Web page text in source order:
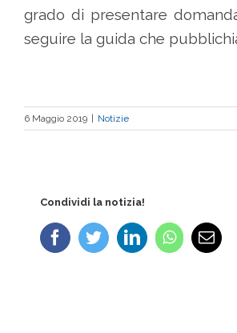
grado di presentare
seguire la guida che
6 Maggio 2019 | Notizie
Condividi la notizia!
FacebookTwitterLinkedInWhatsApp